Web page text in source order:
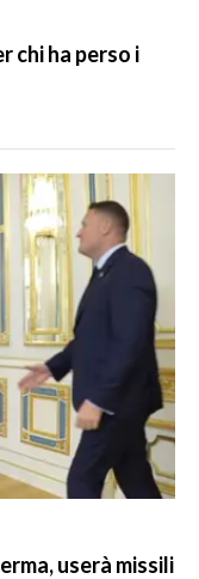
chi ha perso i
userà missili